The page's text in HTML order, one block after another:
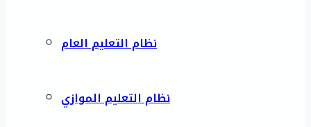
نظام التعليم العام
نظام التعليم الموازي